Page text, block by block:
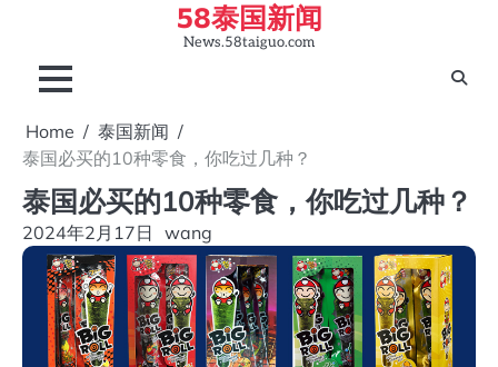
content
58泰国新闻
News.58taiguo.com
Home
泰国新闻
泰国必买的10种零食，你吃过几种？
泰国必买的10种零食，你吃过几种？
2024年2月17日 wang